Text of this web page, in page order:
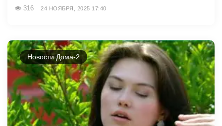
316 24 НОЯБРЯ, 2025 17:40
Новости Дома-2